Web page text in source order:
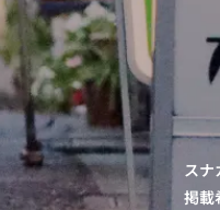
スナ
掲載